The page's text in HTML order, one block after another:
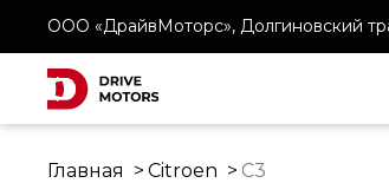
ООО «ДрайвМоторс», Долгиновский
Главная Citroen C3